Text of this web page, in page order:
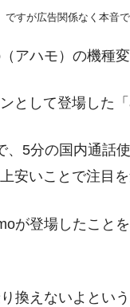
すが広告関係なく本音
アハモ）の機種
として登場した「
、5分の国内通話
安いことで注目を
が登場したこと
換えないよという